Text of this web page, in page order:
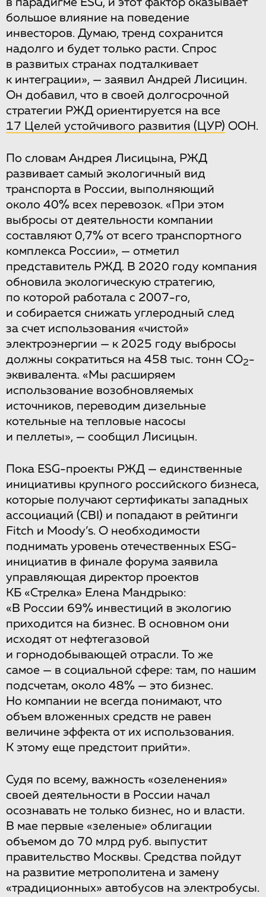
в парадигме ESG, и этот фактор оказывает
большое влияние на поведение
инвесторов. Думаю, тренд сохранится
надолго и будет только расти. Спрос
в развитых странах подталкивает
к интеграции», — заявил Андрей Лисицин.
Он добавил, что в своей долгосрочной
стратегии РЖД ориентируется на все
17 Целей устойчивого развития (ЦУР) ООН.
По словам Андрея Лисицына, РЖД
развивает самый экологичный вид
транспорта в России, выполняющий
около 40% всех перевозок. «При этом
выбросы от деятельности компании
составляют 0,7% от всего транспортного
комплекса России», — отметил
представитель РЖД. В 2020 году компания
обновила экологическую стратегию,
по которой работала с 2007-го,
и собирается снижать углеродный след
за счет использования «чистой»
электроэнергии — к 2025 году выбросы
должны сократиться на 458 тыс. тонн CO2-
эквивалента. «Мы расширяем
использование возобновляемых
источников, переводим дизельные
котельные на тепловые насосы
и пеллеты», — сообщил Лисицын.
Пока ESG-проекты РЖД — единственные
инициативы крупного российского бизнеса,
которые получают сертификаты западных
ассоциаций (CBI) и попадают в рейтинги
Fitch и Moody’s. О необходимости
поднимать уровень отечественных ESG-
инициатив в финале форума заявила
управляющая директор проектов
КБ «Стрелка» Елена Мандрыко:
«В России 69% инвестиций в экологию
приходится на бизнес. В основном они
исходят от нефтегазовой
и горнодобывающей отрасли. То же
самое — в социальной сфере: там, по нашим
подсчетам, около 48% — это бизнес.
Но компании не всегда понимают, что
объем вложенных средств не равен
величине эффекта от их использования.
К этому еще предстоит прийти».
Судя по всему, важность «озеленения»
своей деятельности в России начал
осознавать не только бизнес, но и власти.
В мае первые «зеленые» облигации
объемом до 70 млрд руб. выпустит
правительство Москвы. Средства пойдут
на развитие метрополитена и замену
«традиционных» автобусов на электробусы.